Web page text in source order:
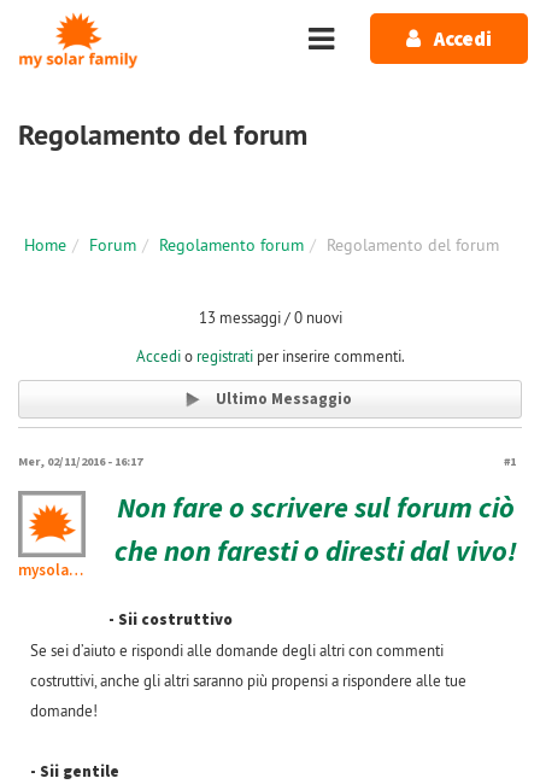
Salta al contenuto principale
Accedi
Regolamento del forum
Home Forum Regolamento forum Regolamento del forum
13 messaggi / 0 nuovi
Accedio registratiper inserire commenti.
Ultimo Messaggio
Mer, 02/11/2016 - 16:17 #1
mysolarfamily
Non fare o scrivere sul forum ciò
che non faresti o diresti dal vivo!
- Sii costruttivo
Se sei d’aiuto e rispondi alle domande degli altri con commenti
costruttivi, anche gli altri saranno più propensi a rispondere alle tue
domande!
- Sii gentile